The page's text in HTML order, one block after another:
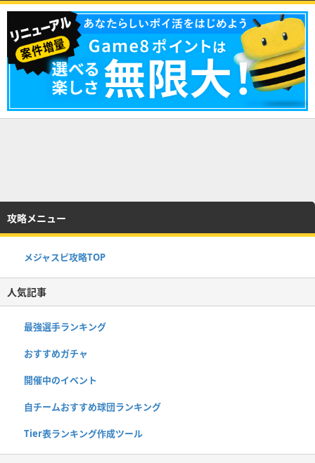
攻略メニュー
メジャスピ攻略TOP
人気記事
最強選手ランキング
おすすめガチャ
開催中のイベント
自チームおすすめ球団ランキング
Tier表ランキング作成ツール